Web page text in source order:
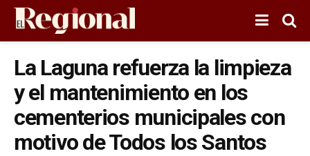
La Laguna refuerza la limpieza
y el mantenimiento en los
cementerios municipales con
motivo de Todos los Santos